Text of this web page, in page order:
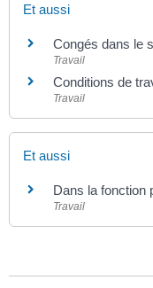
Et aussi
Congés dans le
Travail
Conditions de
Travail
Et aussi
Dans la fonction
Travail